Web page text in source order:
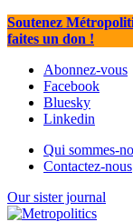
Soutenez
faites un don !
Abonnez-vous
Facebook
Bluesky
Linkedin
Qui sommes-
Contactez-nous
Our sister journal